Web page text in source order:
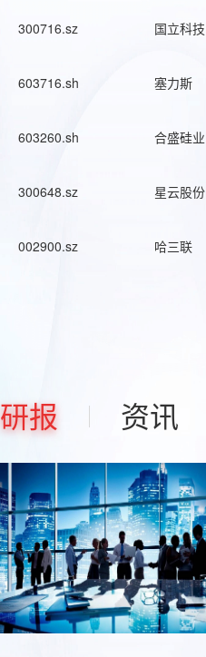
300716.sz 国立科技
603716.sh 塞力斯
603260.sh 合盛硅业
300648.sz 星云股份
002900.sz 哈三联
研报 资讯